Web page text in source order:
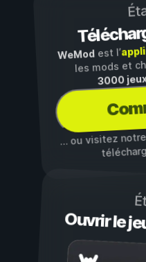
WeModest l’
les mods et
3000
… ou visitez
Ouvrir le